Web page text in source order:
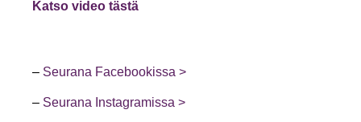
Katso video tästä
– Seurana Facebookissa >
– Seurana Instagramissa >